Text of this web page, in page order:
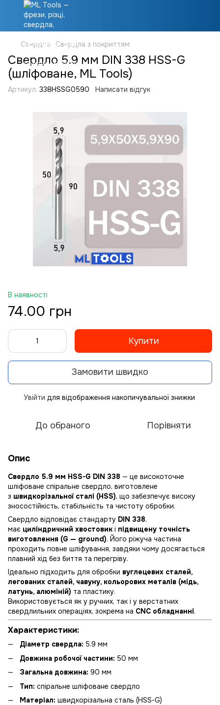
Свердла Свердла з покриттям
Свердло 5.9 мм DIN 338 HSS-G
(шліфоване, ML Tools)
Артикул: 338HSSG0590 Написати відгук
В наявності
74.00 грн
Купити
Замовити швидко
Увійти для відображення накопичувальної знижки
До обраного Порівняти
Опис
Свердло 5.9 мм HSS-G DIN 338 — це високоточне
шліфоване спіральне свердло, виготовлене
з швидкорізальної сталі (HSS), що забезпечує високу
зносостійкість, стабільність та чистоту обробки.
Свердло відповідає стандарту DIN 338,
має циліндричний хвостовик і підвищену точність
виготовлення (G — ground). Його ріжуча частина
проходить повне шліфування, завдяки чому досягається
плавний хід без биття та перегріву.
Ідеально підходить для обробки вуглецевих сталей,
легованих сталей, чавуну, кольорових металів (мідь,
латунь, алюміній) та пластику.
Використовується як у ручних, так і у верстатних
свердлильних операціях, зокрема на CNC обладнанні.
Характеристики:
Діаметр свердла: 5.9 мм
Довжина робочої частини: 50 мм
Загальна довжина: 90 мм
Тип: спіральне шліфоване свердло
Матеріал: швидкорізальна сталь (HSS-G)